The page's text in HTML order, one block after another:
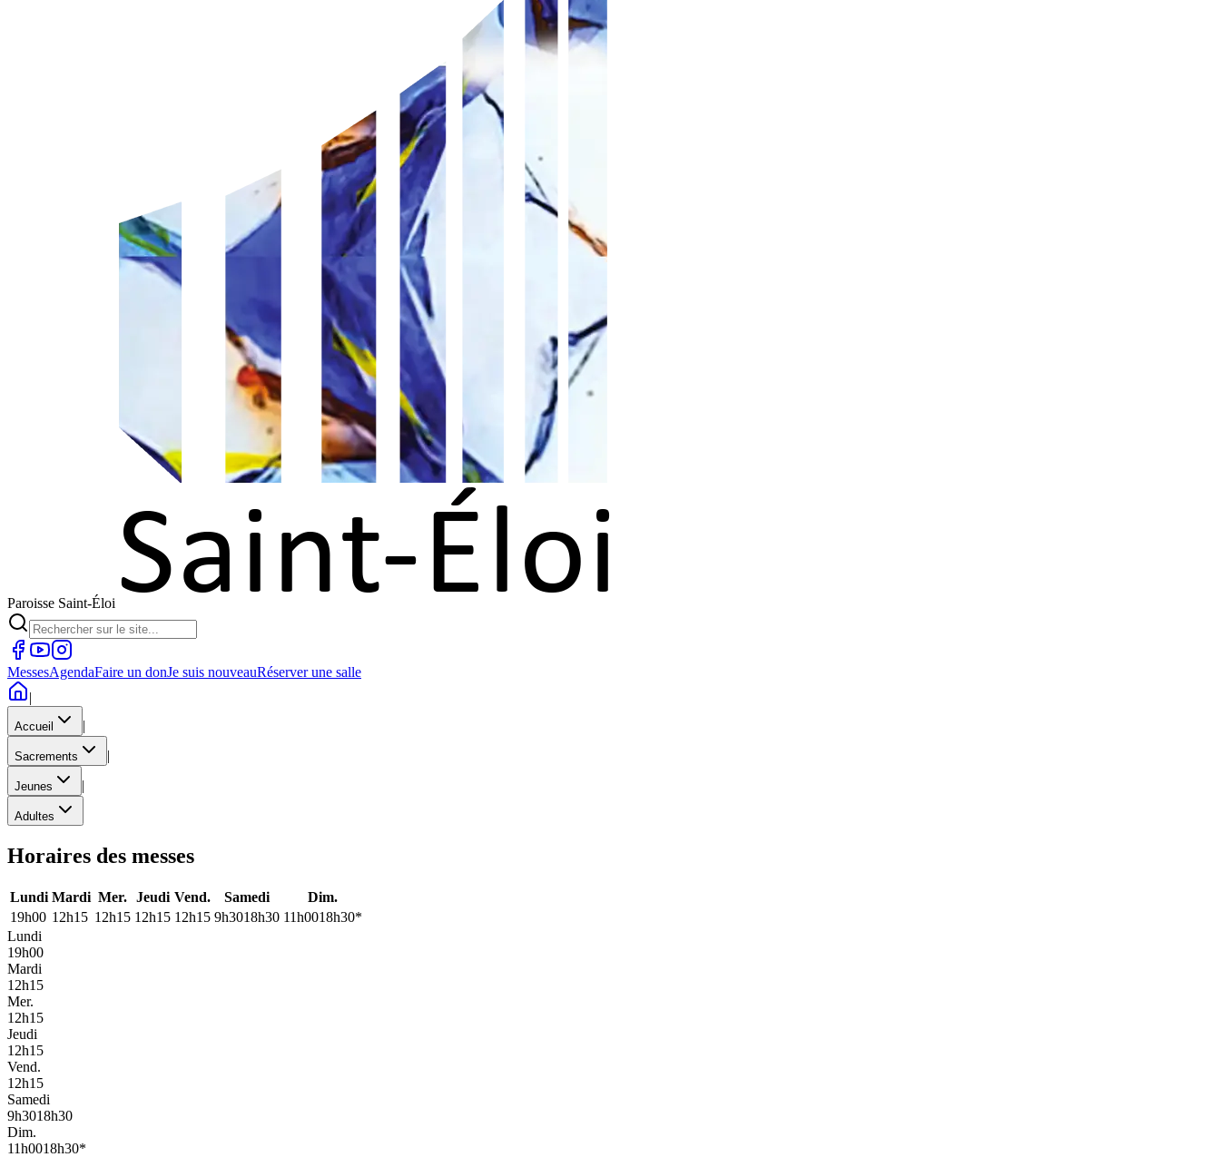
Paroisse Saint-Éloi
MessesAgendaFaire un donJe suis nouveauRéserver une salle
|
Accueil |
Sacrements |
Jeunes |
Adultes
Horaires des messes
Lundi Mardi Mer. Jeudi Vend. Samedi
Dim.
19h00 12h15 12h15 12h15 12h15 9h3018h30 11h0018h30*
Lundi
19h00
Mardi
12h15
Mer.
12h15
Jeudi
12h15
Vend.
12h15
Samedi
9h3018h30
Dim.
11h0018h30*